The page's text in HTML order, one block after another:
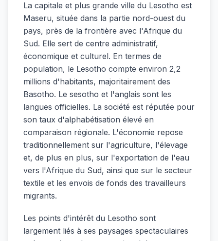
La capitale et plus grande ville du Lesotho est
Maseru, située dans la partie nord-ouest du
pays, près de la frontière avec l'Afrique du
Sud. Elle sert de centre administratif,
économique et culturel. En termes de
population, le Lesotho compte environ 2,2
millions d'habitants, majoritairement des
Basotho. Le sesotho et l'anglais sont les
langues officielles. La société est réputée pour
son taux d'alphabétisation élevé en
comparaison régionale. L'économie repose
traditionnellement sur l'agriculture, l'élevage
et, de plus en plus, sur l'exportation de l'eau
vers l'Afrique du Sud, ainsi que sur le secteur
textile et les envois de fonds des travailleurs
migrants.
Les points d'intérêt du Lesotho sont
largement liés à ses paysages spectaculaires